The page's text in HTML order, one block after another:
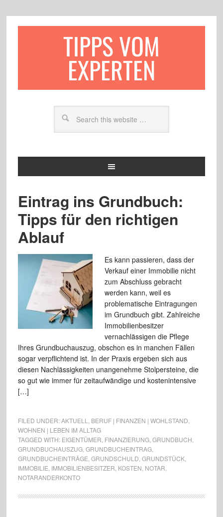
TIPPS VOM
EXPERTEN
Eintrag ins Grundbuch:
Tipps für den richtigen
Ablauf
Es kann passieren, dass der
Verkauf einer Immobilie nicht
zum Abschluss gebracht
werden kann, weil es
problematische Eintragungen
im Grundbuch gibt. Zahlreiche
Immobilienbesitzer
vernachlässigen die Pflege
Ihres Grundbuchauszug, obschon es in manchen Fällen
sogar verpflichtend ist. In der Praxis ergeben sich aus
diesen Nachlässigkeiten unangenehme Stolpersteine, die
so gut wie immer für zeitaufwändige und kostenintensive
[…]
FILED UNDER:AKTUELL BERUF | FINANZEN | WOHLSTAND
WOHNEN | LEBEN IM ALLTAG
TAGGED WITH: EIGENTÜMER FINANZIERUNG, GRUNDBUCH
GRUNDBUCHAUSZUG, GRUNDBUCHEINTRAG,
GRUNDBUCHEINTRÄGE GRUNDSCHULD GRUNDSTÜCK,
IMMOBILIE IMMOBILIENBESITZER KOSTEN NOTAR
NOTARANDERKONTO